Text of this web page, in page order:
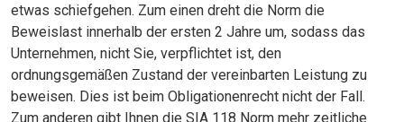
etwas schiefgehen. Zum einen dreht die Norm die
Beweislast innerhalb der ersten 2 Jahre um, sodass das
Unternehmen, nicht Sie, verpflichtet ist, den
ordnungsgemäßen Zustand der vereinbarten Leistung zu
beweisen. Dies ist beim Obligationenrecht nicht der Fall.
Zum anderen gibt Ihnen die SIA 118 Norm mehr zeitliche